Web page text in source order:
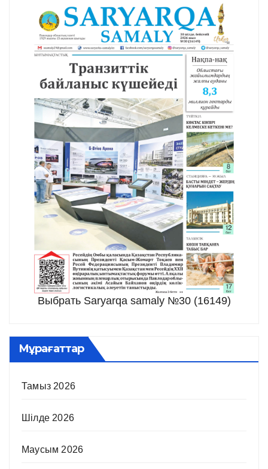
Выбрать Saryarqa samaly №30 (16149)
Мұрағаттар
Тамыз 2026
Шілде 2026
Маусым 2026